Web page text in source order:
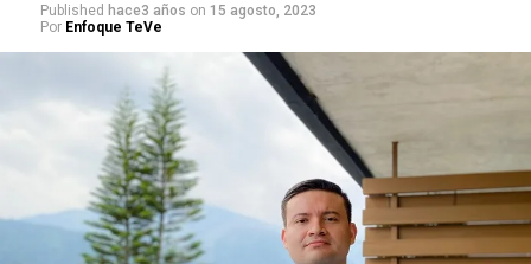
Published hace3 años on 15 agosto, 2023
Por Enfoque TeVe